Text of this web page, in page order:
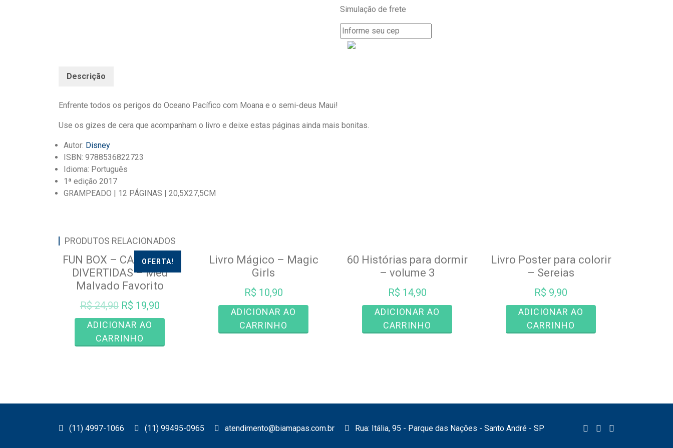
R$ 8,90.
Simulação de frete
Descrição
Enfrente todos os perigos do Oceano Pacífico com Moana e o semi-deus Maui!
Use os gizes de cera que acompanham o livro e deixe estas páginas ainda mais bonitas.
Autor: Disney
ISBN: 9788536822723
Idioma: Português
1ª edição 2017
GRAMPEADO | 12 PÁGINAS | 20,5X27,5CM
PRODUTOS RELACIONADOS
OFERTA!
FUN BOX – CAIXINHAS
DIVERTIDAS – Meu
Malvado Favorito
R$24,90 O
preço
original
era:
R$ 19,90O
preço
é:
ADICIONAR AO
CARRINHO
Livro Mágico – Magic
Girls
R$ 10,90
ADICIONAR AO
CARRINHO
60 Histórias para dormir
– volume 3
R$ 14,90
ADICIONAR AO
CARRINHO
Livro Poster para colorir
– Sereias
R$ 9,90
ADICIONAR AO
CARRINHO
(11) 4997-1066 (11) 99495-0965 atendimento@biamapas.com.br Rua: Itália, 95 - Parque das Nações - Santo André - SP